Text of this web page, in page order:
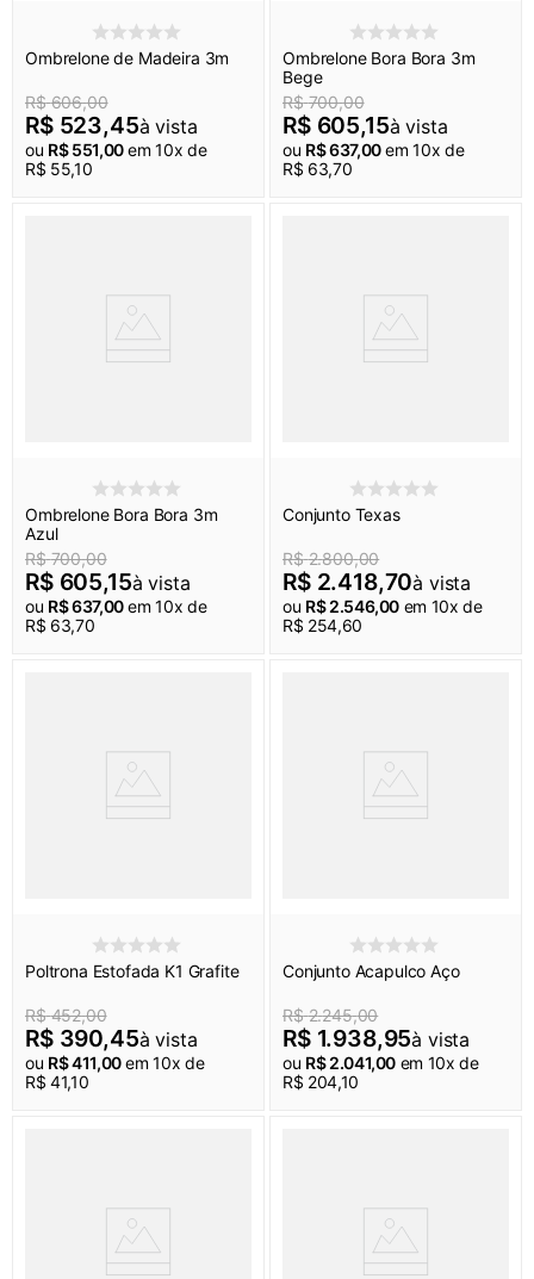
Ombrelone de Madeira 3m
R$ 606,00
R$ 523,45à vista
ou R$ 551,00em10x de
R$ 55,10
Ombrelone Bora Bora 3m
Bege
R$ 700,00
R$ 605,15à vista
ou R$637,00em10x de
R$ 63,70
Ombrelone Bora Bora 3m
Azul
R$ 700,00
R$ 605,15à vista
ou R$637,00em10x de
R$ 63,70
Conjunto Texas
R$ 2.800,00
R$ 2.418,70à vista
ou R$ 2.546,00 em 10x de
R$ 254,60
Poltrona Estofada K1 Grafite
R$ 452,00
R$ 390,45à vista
ou R$411,00em10x de
R$ 41,10
Conjunto Acapulco Aço
R$ 2.245,00
R$ 1.938,95à vista
ou R$ 2.041,00 em 10x de
R$ 204,10